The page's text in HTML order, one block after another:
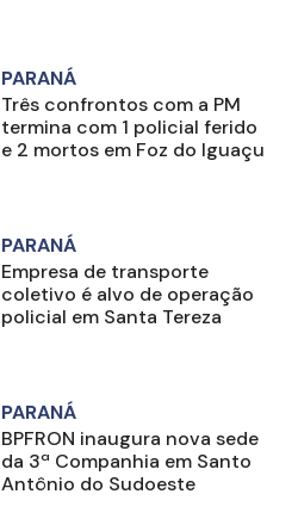
PARANÁ
Três confrontos com a PM
termina com 1 policial ferido
e 2 mortos em Foz do Iguaçu
PARANÁ
Empresa de transporte
coletivo é alvo de operação
policial em Santa Tereza
PARANÁ
BPFRON inaugura nova sede
da 3ª Companhia em Santo
Antônio do Sudoeste